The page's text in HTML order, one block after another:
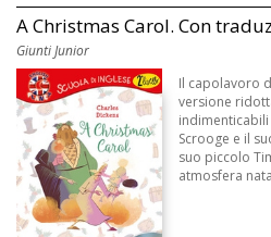
A Christmas Carol. Con
Giunti Junior
Il capolavoro
versione
Scrooge e il
suo piccolo
atmosfera